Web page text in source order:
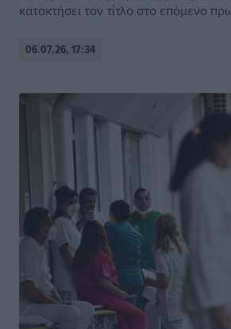
κατακτήσει τον τίτλο στο επόμενο
06.07.26, 17:34